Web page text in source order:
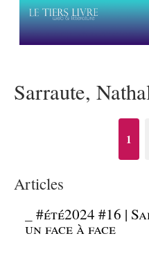
Sarraute,
1
Articles
_#été2024 #16 |
un face à face